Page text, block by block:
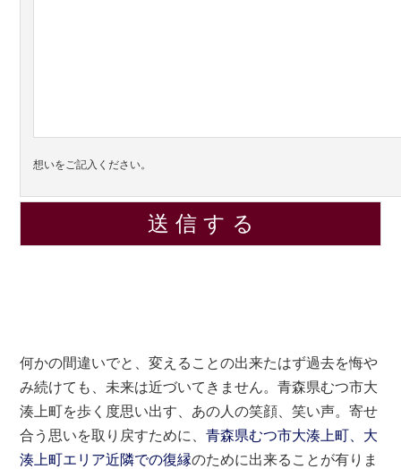
想いをご記入ください。
何かの間違いでと、変えることの出来たはず過去を悔や
み続けても、未来は近づいてきません。青森県むつ市大
湊上町を歩く度思い出す、あの人の笑顔、笑い声。寄せ
合う思いを取り戻すために、青森県むつ市大湊上町、大
湊上町エリア近隣での復縁のために出来ることが有りま